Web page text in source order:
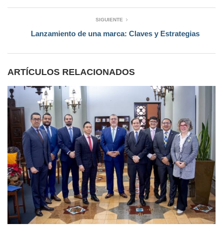
SIGUIENTE
Lanzamiento de una marca: Claves y Estrategias
ARTÍCULOS RELACIONADOS